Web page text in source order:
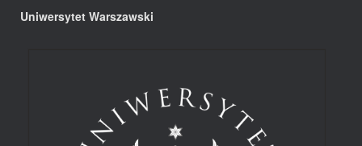
Uniwersytet Warszawski